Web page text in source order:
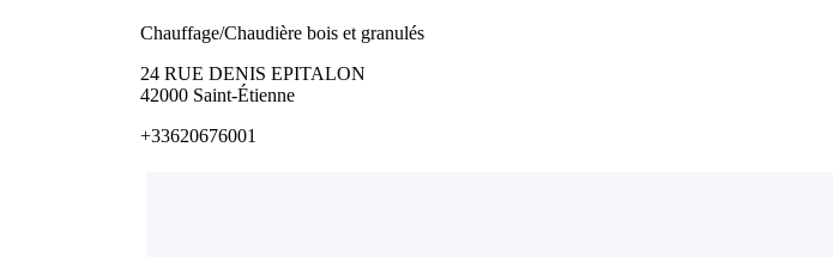
Chauffage/Chaudière bois et granulés
24 RUE DENIS EPITALON
42000 Saint-Étienne
+33620676001